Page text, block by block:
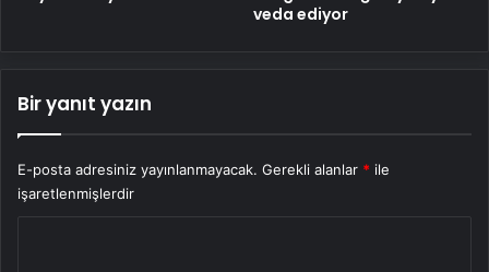
veda ediyor
Bir yanıt yazın
E-posta adresiniz yayınlanmayacak. Gerekli alanlar * ile
işaretlenmişlerdir